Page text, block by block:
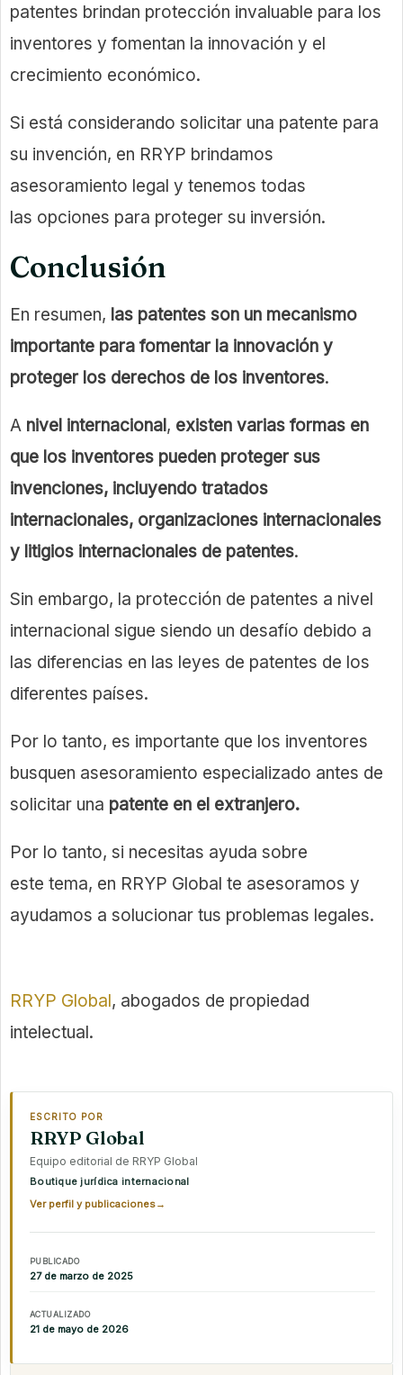
patentes brindan protección invaluable para los
inventores y fomentan la innovación y el
crecimiento económico.
Si está considerando solicitar una patente para
su invención, en RRYP brindamos
asesoramiento legal y tenemos todas
las opciones para proteger su inversión.
Conclusión
En resumen, las patentes son un mecanismo
importante para fomentar la innovación y
proteger los derechos de los inventores.
A nivel internacional, existen varias formas en
que los inventores pueden proteger sus
invenciones, incluyendo tratados
internacionales, organizaciones internacionales
y litigios internacionales de patentes.
Sin embargo, la protección de patentes a nivel
internacional sigue siendo un desafío debido a
las diferencias en las leyes de patentes de los
diferentes países.
Por lo tanto, es importante que los inventores
busquen asesoramiento especializado antes de
solicitar una patente en el extranjero.
Por lo tanto, si necesitas ayuda sobre
este tema, en RRYP Global te asesoramos y
ayudamos a solucionar tus problemas legales.
RRYP Global, abogados de propiedad
intelectual.
ESCRITO POR
RRYP Global
Equipo editorial de RRYP Global
Boutique jurídica internacional
Ver perfil y publicaciones→
PUBLICADO
27 de marzo de 2025
ACTUALIZADO
21 de mayo de 2026